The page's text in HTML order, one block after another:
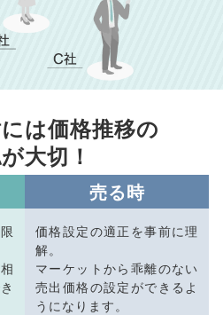
は価格推移の
大切！
売る時
価格設定の適正を事前に理
解。
マーケットから乖離のない
売出価格の設定ができるよ
うになります。